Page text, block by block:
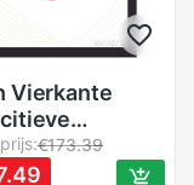
Vierkante
Lcd
Raspberry Pi,
€173.39